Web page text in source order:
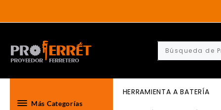
content
Más Categorías
HERRAMIENTA A BATERÍA